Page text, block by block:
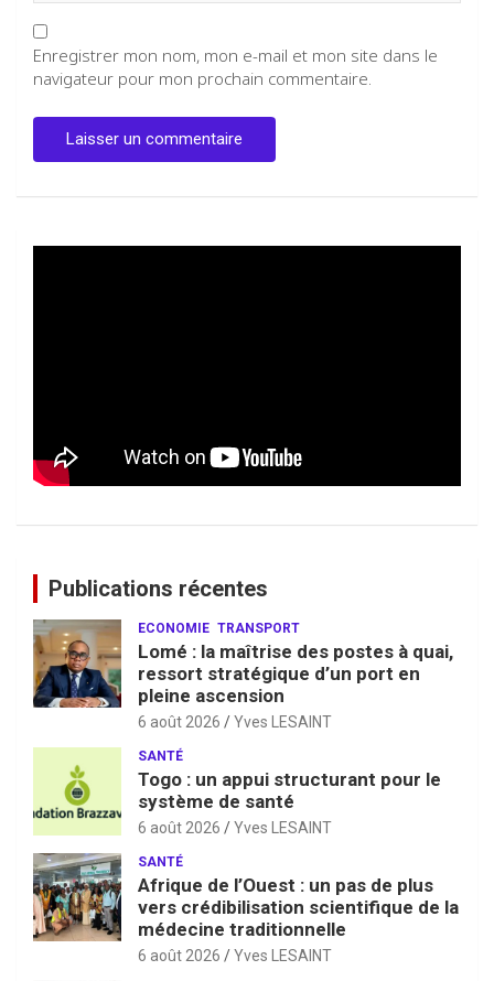
Enregistrer mon nom, mon e-mail et mon site dans le
navigateur pour mon prochain commentaire.
Publications récentes
ECONOMIE TRANSPORT
Lomé : la maîtrise des postes à quai,
ressort stratégique d’un port en
pleine ascension
6 août 2026 Yves LESAINT
SANTÉ
Togo : un appui structurant pour le
système de santé
6 août 2026 Yves LESAINT
SANTÉ
Afrique de l’Ouest : un pas de plus
vers crédibilisation scientifique de la
médecine traditionnelle
6 août 2026 Yves LESAINT